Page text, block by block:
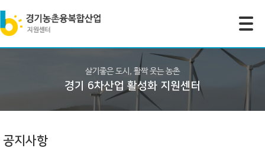
살기좋은 도시, 활짝 웃는 농촌
경기 6차산업 활성화 지원센터
공지사항